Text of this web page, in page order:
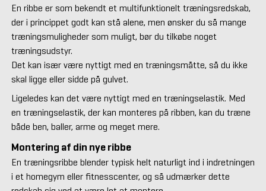
En ribbe er som bekendt et multifunktionelt træningsredskab,
der i princippet godt kan stå alene, men ønsker du så mange
træningsmuligheder som muligt, bør du tilkøbe noget
træningsudstyr.
Det kan især være nyttigt med en træningsmåtte, så du ikke
skal ligge eller sidde på gulvet.
Ligeledes kan det være nyttigt med en træningselastik. Med
en træningselastik, der kan monteres på ribben, kan du træne
både ben, baller, arme og meget mere.
Montering af din nye ribbe
En træningsribbe blender typisk helt naturligt ind i indretningen
i et homegym eller fitnesscenter, og så udmærker dette